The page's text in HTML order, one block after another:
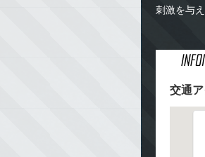
刺激を与
交通